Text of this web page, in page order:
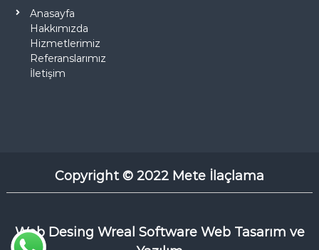
Anasayfa
Hakkımızda
Hizmetlerimiz
Referanslarımız
İletişim
Copyright © 2022 Mete İlaçlama
Web Desing Wreal Software Web Tasarım ve